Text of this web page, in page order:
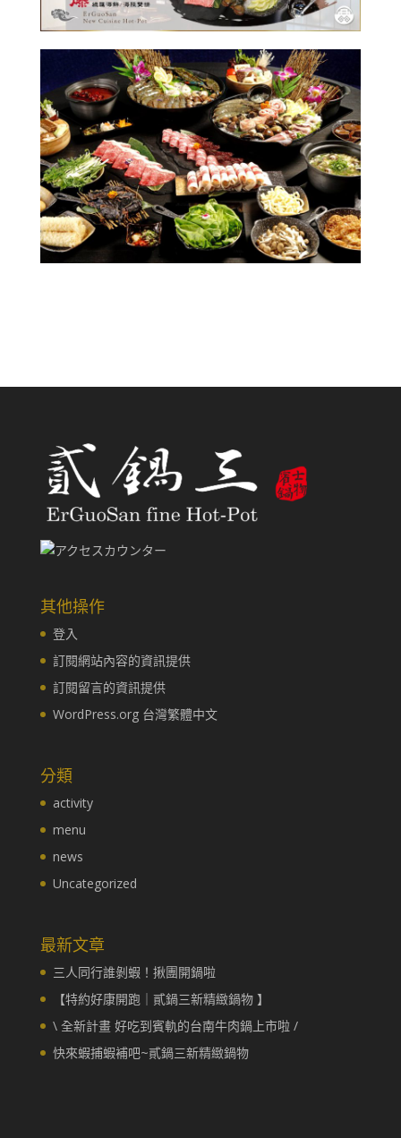
其他操作
登入
訂閱網站內容的資訊提供
訂閱留言的資訊提供
WordPress.org 台灣繁體中文
分類
activity
menu
news
Uncategorized
最新文章
三人同行誰剝蝦！揪團開鍋啦
【特約好康開跑｜貳鍋三新精緻鍋物 】
\ 全新計畫 好吃到賓軌的台南牛肉鍋上市啦 /
快來蝦捕蝦補吧~貳鍋三新精緻鍋物